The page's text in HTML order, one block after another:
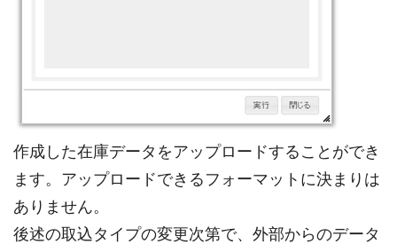
作成した在庫データをアップロードすることができ
ます。アップロードできるフォーマットに決まりは
ありません。
後述の取込タイプの変更次第で、外部からのデータ